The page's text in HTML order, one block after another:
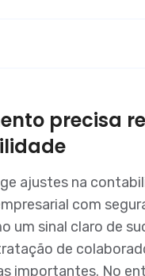
precisa
ajustes na
com
um sinal claro de
de
importantes. No